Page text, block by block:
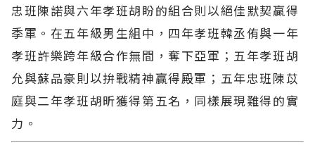
忠班陳諾與六年孝班胡盼的組合則以絕佳默契贏得
季軍。在五年級男生組中，四年孝班韓丞侑與一年
孝班許樂跨年級合作無間，奪下亞軍；五年孝班胡
允與蘇品豪則以拚戰精神贏得殿軍；五年忠班陳苡
庭與二年孝班胡昕獲得第五名，同樣展現難得的實
力。